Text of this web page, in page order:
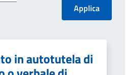
in autotutela di